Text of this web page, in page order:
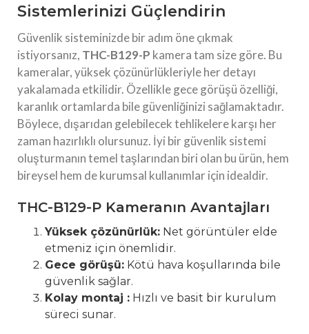
Sistemlerinizi Güçlendirin
Güvenlik sisteminizde bir adım öne çıkmak
istiyorsanız, THC-B129-P kamera tam size göre. Bu
kameralar, yüksek çözünürlükleriyle her detayı
yakalamada etkilidir. Özellikle gece görüşü özelliği,
karanlık ortamlarda bile güvenliğinizi sağlamaktadır.
Böylece, dışarıdan gelebilecek tehlikelere karşı her
zaman hazırlıklı olursunuz. İyi bir güvenlik sistemi
oluşturmanın temel taşlarından biri olan bu ürün, hem
bireysel hem de kurumsal kullanımlar için idealdir.
THC-B129-P Kameranın Avantajları
Yüksek çözünürlük: Net görüntüler elde
etmeniz için önemlidir.
Gece görüşü: Kötü hava koşullarında bile
güvenlik sağlar.
Kolay montaj : Hızlı ve basit bir kurulum
süreci sunar.